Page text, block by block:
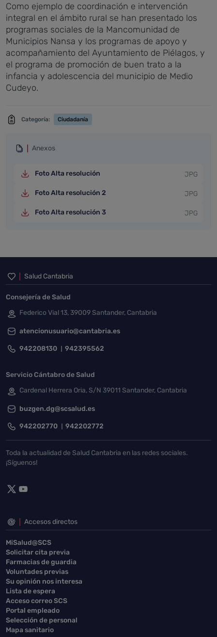
Como ejemplo de coordinación e intervención
integral en el ámbito rural se han presentado los
programas sociales de la Mancomunidad de
Municipios Nansa y los programas de apoyo y
acompañamiento del Ayuntamiento de Piélagos, y
el programa de promoción de buen trato a la
infancia y adolescencia del municipio de Medio
Cudeyo.
Categoría: Ciudadanía
Anexos
Foto Alta resolución JPG
Foto Alta resolución 2 JPG
Foto Alta resolución 3 JPG
Inicio del pie de página
Salud Cantabria
Consejería de Salud
Federico Vial 13, 39009 Santander, Cantabria
atencionusuario@cantabria.es
942208130 942395562
Servicio Cántabro de Salud
Cardenal Herrera Oria, S/N 39011 Santander, Cantabria
buzgen.dg@scsalud.es
942202770 942202772
Toda la actualidad de Salud Cantabria en las redes sociales.
¡Síguenos!
Accesos directos
MiSalud@SCS
Solicitar cita previa
Farmacias de guardia
Voluntades previas
Su opinión nos interesa
Lista de espera
Acceso correo SCS
Portal empleado
Selección de personal
Mapa sanitario